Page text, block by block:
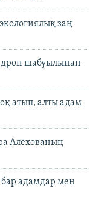
заң
дрон шабуылынан
атып, алты адам
Алёхованың
адамдар мен